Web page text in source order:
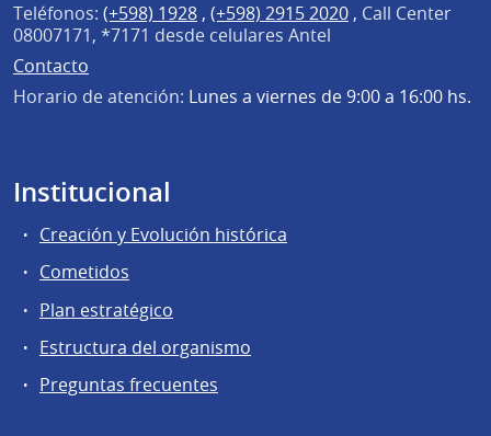
Teléfonos: (+598) 1928 , (+598) 2915 2020 , Call Center
08007171, *7171 desde celulares Antel
Contacto
Horario de atención: Lunes a viernes de 9:00 a 16:00 hs.
Institucional
Creación y Evolución histórica
Cometidos
Plan estratégico
Estructura del organismo
Preguntas frecuentes